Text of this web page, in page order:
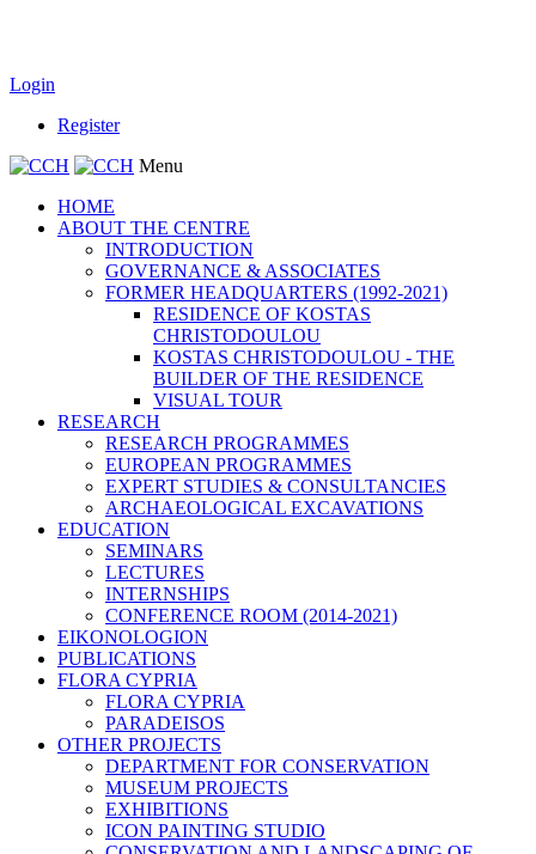
Login
Register
Menu
HOME
ABOUT THE CENTRE
INTRODUCTION
GOVERNANCE & ASSOCIATES
FORMER HEADQUARTERS (1992-2021)
RESIDENCE OF KOSTAS
CHRISTODOULOU
KOSTAS CHRISTODOULOU - THE
BUILDER OF THE RESIDENCE
VISUAL TOUR
RESEARCH
RESEARCH PROGRAMMES
EUROPEAN PROGRAMMES
EXPERT STUDIES & CONSULTANCIES
ARCHAEOLOGICAL EXCAVATIONS
EDUCATION
SEMINARS
LECTURES
INTERNSHIPS
CONFERENCE ROOM (2014-2021)
EIKONOLOGION
PUBLICATIONS
FLORA CYPRIA
FLORA CYPRIA
PARADEISOS
OTHER PROJECTS
DEPARTMENT FOR CONSERVATION
MUSEUM PROJECTS
EXHIBITIONS
ICON PAINTING STUDIO